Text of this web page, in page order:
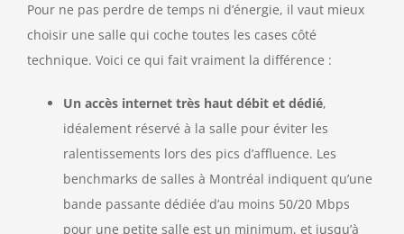
Pour ne pas perdre de temps ni d’énergie, il vaut mieux
choisir une salle qui coche toutes les cases côté
technique. Voici ce qui fait vraiment la différence :
Un accès internet très haut débit et dédié,
idéalement réservé à la salle pour éviter les
ralentissements lors des pics d’affluence. Les
benchmarks de salles à Montréal indiquent qu’une
bande passante dédiée d’au moins 50/20 Mbps
pour une petite salle est un minimum, et jusqu’à